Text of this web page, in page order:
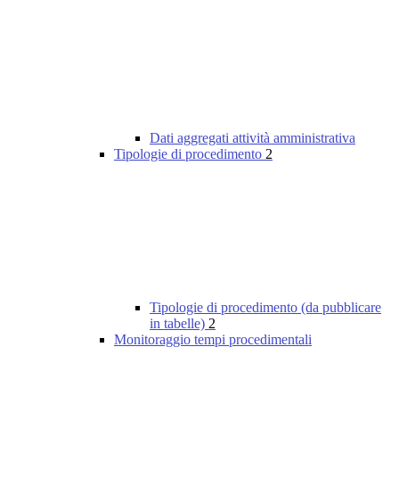
Dati aggregati attività amministrativa
Tipologie di procedimento 2
Tipologie di procedimento (da pubblicare
in tabelle) 2
Monitoraggio tempi procedimentali